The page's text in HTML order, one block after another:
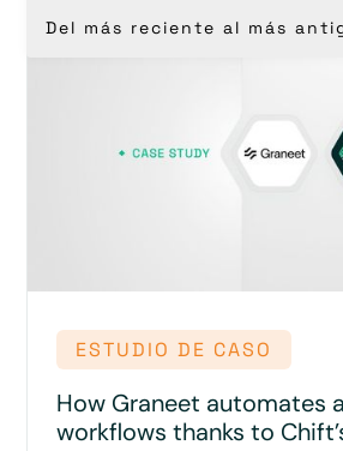
Del más reciente al más
ESTUDIO DE CASO
How Graneet automates
workflows thanks to